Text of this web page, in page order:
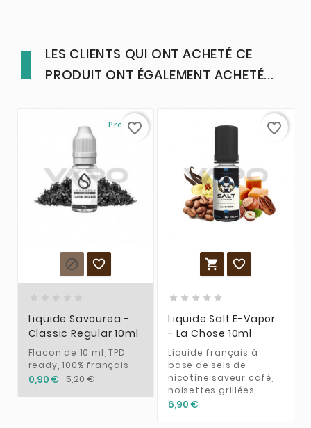
LES CLIENTS QUI ONT ACHETÉ CE
PRODUIT ONT ÉGALEMENT ACHETÉ...
Promo !
 
Liquide Savourea -
Classic Regular 10ml
Flacon de 10 ml, TPD
ready, 100% français
0,90 € 5,20 €
favorite_border
 
    
Liquide Salt E-Vapor
- La Chose 10ml
Liquide français à
base de sels de
nicotine saveur café,
noisettes grillées,...
6,90 €
favorite_border